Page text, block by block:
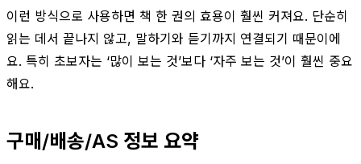
이런 방식으로 사용하면 책 한 권의 효용이 훨씬 커져요. 단순히
읽는 데서 끝나지 않고, 말하기와 듣기까지 연결되기 때문이에
요. 특히 초보자는 ‘많이 보는 것’보다 ‘자주 보는 것’이 훨씬 중요
해요.
구매/배송/AS 정보 요약